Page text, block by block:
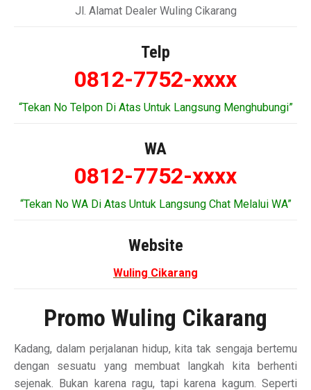
Jl. Alamat Dealer Wuling Cikarang
Telp
0812-7752-xxxx
“Tekan No Telpon Di Atas Untuk Langsung Menghubungi”
WA
0812-7752-xxxx
“Tekan No WA Di Atas Untuk Langsung Chat Melalui WA”
Website
Wuling Cikarang
Promo Wuling Cikarang
Kadang, dalam perjalanan hidup, kita tak sengaja bertemu
dengan sesuatu yang membuat langkah kita berhenti
sejenak. Bukan karena ragu, tapi karena kagum. Seperti